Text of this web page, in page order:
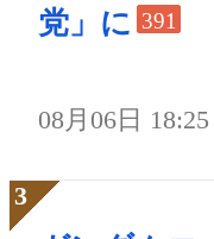
党」に 391
08月06日 18:25